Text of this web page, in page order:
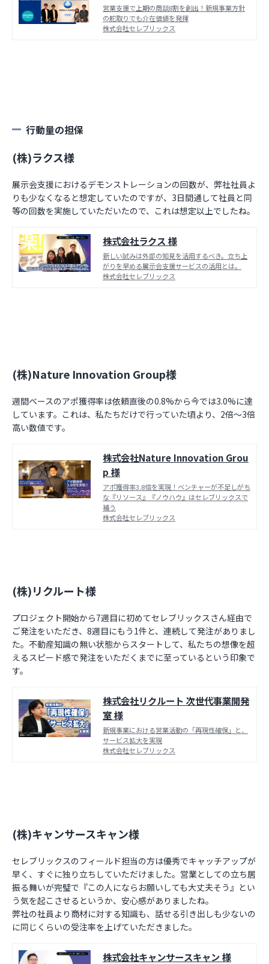
営業支援で上期の商談8割を創出！新規事業方針
の舵取りでも介在価値を発揮
株式会社セレブリックス
行動量の担保
(株)ラクス様
展示会支援におけるデモンストレーションの回数が、弊社社員よ
りも少なくなると想定していたのですが、3日間通して社員と同
等の回数を実施していただいたので、これは想定以上でしたね。
株式会社ラクス 様
新しい試みは外部の知見を活用するべき。立ち上
がりを早める展示会支援サービスの活用とは。
株式会社セレブリックス
(株)Nature Innovation Group様
週間ベースのアポ獲得率は依頼直後の0.8%から今では3.0%に達
しています。これは、私たちだけで行っていた頃より、2倍〜3倍
高い数値です。
株式会社Nature Innovation Grou
p 様
アポ獲得率3.8倍を実現！ベンチャーが不足しがち
な『リソース』『ノウハウ』はセレブリックスで
補う
株式会社セレブリックス
(株)リクルート様
プロジェクト開始から7週目に初めてセレブリックスさん経由で
ご発注をいただき、8週目にもう1件と、連続して発注がありまし
た。不動産知識の無い状態からスタートして、私たちの想像を超
えるスピード感で発注をいただくまでに至っているという印象で
す。
株式会社リクルート 次世代事業開発
室 様
新規事業における営業活動の「再現性確保」と、
サービス拡大を実現
株式会社セレブリックス
(株)キャンサースキャン様
セレブリックスのフィールド担当の方は優秀でキャッチアップが
早く、すぐに独り立ちしていただけました。営業としての立ち居
振る舞いが完璧で『この人にならお願いしても大丈夫そう』とい
う気を起こさせるというか、安心感がありましたね。
弊社の社員より商材に対する知識も、話せる引き出しも少ないの
に同じくらいの受注率を上げていただきました。
株式会社キャンサースキャン 様